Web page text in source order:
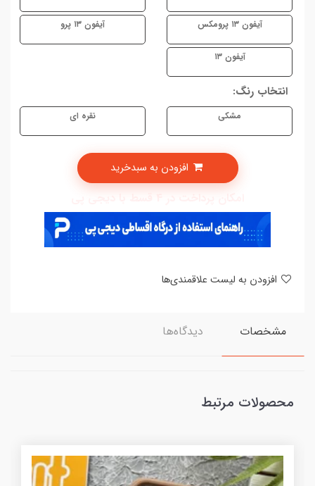
آیفون ۱۳ پرومکس آیفون ۱۳ پرو
آیفون ۱۳
انتخاب رنگ:
مشکی نقره ای
مشخصات دیدگاه‌ها
محصولات مرتبط